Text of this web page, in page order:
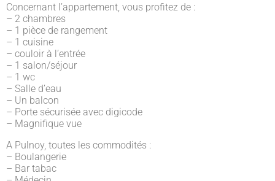
Concernant l’appartement, vous profitez de :
– 2 chambres
– 1 pièce de rangement
– 1 cuisine
– couloir à l’entrée
– 1 salon/séjour
– 1 wc
– Salle d’eau
– Un balcon
– Porte sécurisée avec digicode
– Magnifique vue
A Pulnoy, toutes les commodités :
– Boulangerie
– Bar tabac